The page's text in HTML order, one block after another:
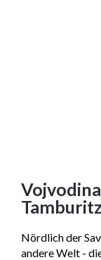
Nördlich der
andere Welt -